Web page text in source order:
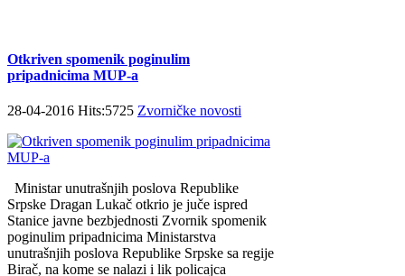
Otkriven spomenik poginulim
pripadnicima MUP-a
28-04-2016 Hits:5725 Zvorničke novosti
Ministar unutrašnjih poslova Republike
Srpske Dragan Lukač otkrio je juče ispred
Stanice javne bezbjednosti Zvornik spomenik
poginulim pripadnicima Ministarstva
unutrašnjih poslova Republike Srpske sa regije
Birač, na kome se nalazi i lik policajca